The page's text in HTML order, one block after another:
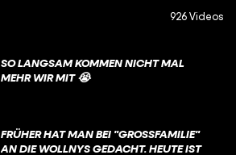
926 Videos
SO LANGSAM KOMMEN NICHT MAL
MEHR WIR MIT 😭
FRÜHER HAT MAN BEI "GROSSFAMILIE" A
N DIE WOLLNYS GEDACHT. HEUTE IST D